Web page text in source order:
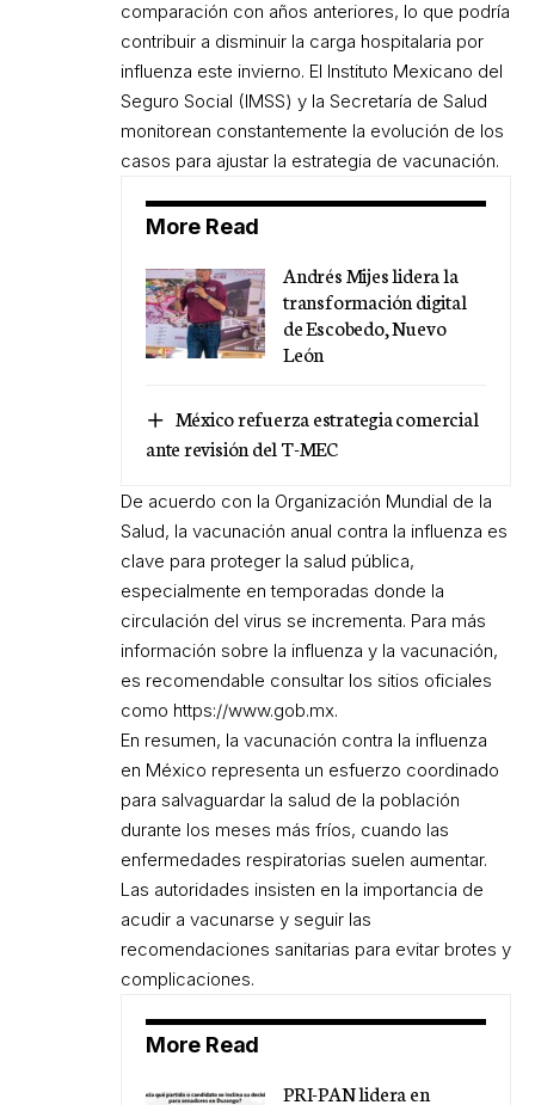
comparación con años anteriores, lo que podría
contribuir a disminuir la carga hospitalaria por
influenza este invierno. El Instituto Mexicano del
Seguro Social (IMSS) y la Secretaría de Salud
monitorean constantemente la evolución de los
casos para ajustar la estrategia de vacunación.
More Read
Andrés Mijes lidera la
transformación digital
de Escobedo, Nuevo
León
México refuerza estrategia comercial
ante revisión del T-MEC
De acuerdo con la Organización Mundial de la
Salud, la vacunación anual contra la influenza es
clave para proteger la salud pública,
especialmente en temporadas donde la
circulación del virus se incrementa. Para más
información sobre la influenza y la vacunación,
es recomendable consultar los sitios oficiales
como https://www.gob.mx.
En resumen, la vacunación contra la influenza
en México representa un esfuerzo coordinado
para salvaguardar la salud de la población
durante los meses más fríos, cuando las
enfermedades respiratorias suelen aumentar.
Las autoridades insisten en la importancia de
acudir a vacunarse y seguir las
recomendaciones sanitarias para evitar brotes y
complicaciones.
More Read
PRI-PAN lidera en